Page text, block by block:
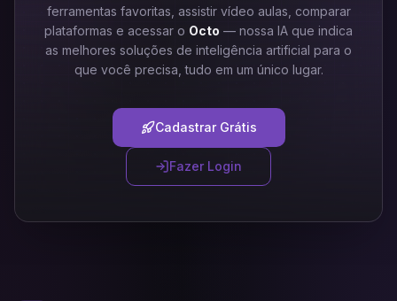
ferramentas favoritas, assistir vídeo aulas, comparar
plataformas e acessar o Octo — nossa IA que indica
as melhores soluções de inteligência artificial para o
que você precisa, tudo em um único lugar.
Cadastrar Grátis
Fazer Login